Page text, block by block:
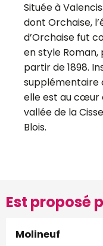
Située à
dont Orchaise,
d’Orchaise fut
en style
partir de 1898.
supplémentaire
elle est au cœur
vallée de la
Blois.
Est proposé
Molineuf